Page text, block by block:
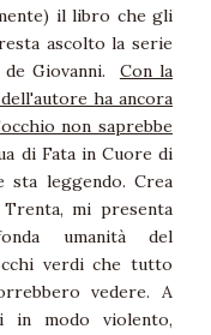
il libro che gli
ascolto la serie
Giovanni. Con la
ha ancora
non saprebbe
di Fata in Cuore di
sta leggendo. Crea
mi presenta
umanità del
verdi che tutto
vedere. A
in modo violento,